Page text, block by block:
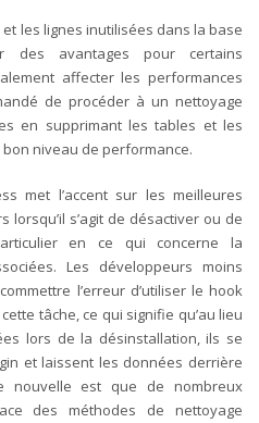
les lignes inutilisées dans la base
des avantages pour certains
affecter les performances
de procéder à un nettoyage
en supprimant les tables et les
niveau de performance.
met l’accent sur les meilleures
s’agit de désactiver ou de
en ce qui concerne la
Les développeurs moins
l’erreur d’utiliser le hook
tâche, ce qui signifie qu’au lieu
lors de la désinstallation, ils se
et laissent les données derrière
nouvelle est que de nombreux
des méthodes de nettoyage